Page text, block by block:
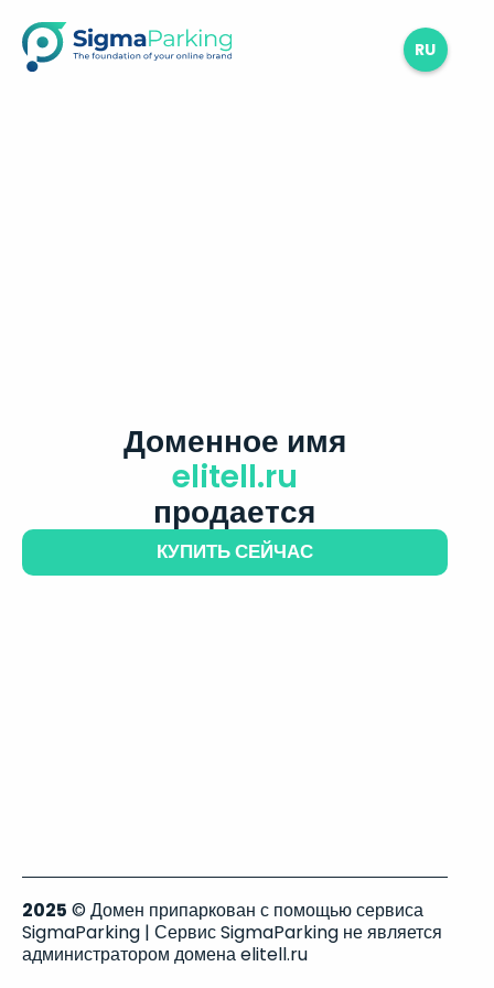
RU
Доменное имя
elitell.ru
продается
КУПИТЬ СЕЙЧАС
2025 © Домен припаркован с помощью сервиса
SigmaParking | Сервис SigmaParking не является
администратором домена elitell.ru